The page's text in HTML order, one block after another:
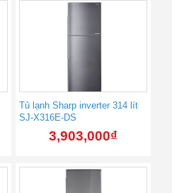
Tủ lạnh Sharp inverter 314 lít
SJ-X316E-DS
3,903,000₫